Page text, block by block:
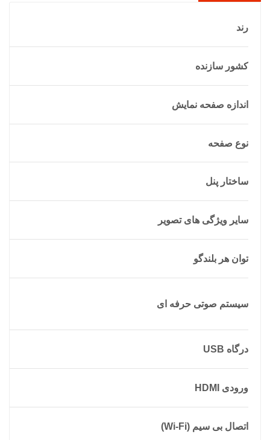
رند
کشور سازنده
اندازه صفحه نمایش
نوع صفحه
ساختار پنل
سایر ویژگی های تصویر
توان هر بلندگو
سیستم صوتی حرفه ای
درگاه USB
ورودی HDMI
اتصال بی سیم (Wi-Fi)